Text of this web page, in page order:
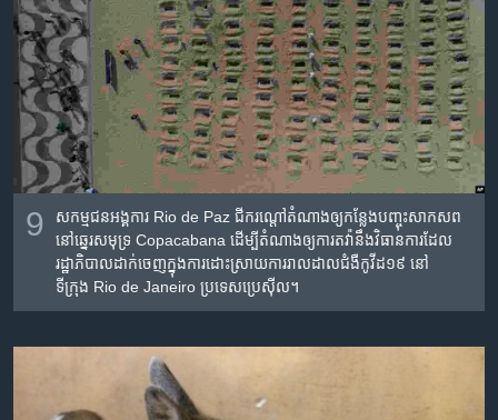
9
សកម្មជន​​អង្គការ Rio de Paz ជីក​រណ្ដៅ​តំណាង​ឲ្យ​កន្លែង​បញ្ចុះ​សាក​សព​
នៅ​ឆ្នេរ​សមុទ្រ Copacabana ដើម្បី​តំណាង​ឲ្យ​ការ​តវ៉ា​នឹង​វិធានការ​ដែល​
រដ្ឋាភិបាល​ដាក់​ចេញ​ក្នុង​ការ​ដោះ​ស្រាយ​ការ​រាល​ដាល​ជំងឺកូវីដ១៩ នៅ​
ទីក្រុង Rio de Janeiro ប្រទេស​ប្រេស៊ីល។